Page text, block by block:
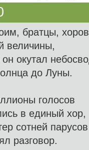
братцы,
величины,
он окутал
до Луны.
голосов
в единый хор,
сотней парусов
разговор.